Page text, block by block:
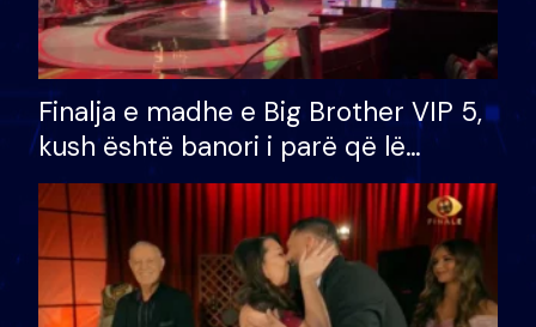
Finalja e madhe e Big Brother VIP 5,
kush është banori i parë që lë
shtëpinë dhe humb mundësinë për
të fituar çmimin e madh